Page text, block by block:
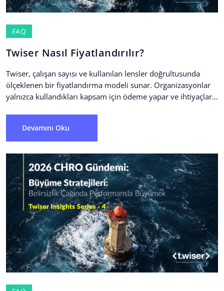
FAQ
Twiser Nasıl Fiyatlandırılır?
Twiser, çalışan sayısı ve kullanılan lensler doğrultusunda
ölçeklenen bir fiyatlandırma modeli sunar. Organizasyonlar
yalnızca kullandıkları kapsam için ödeme yapar ve ihtiyaçları
Devamını Oku